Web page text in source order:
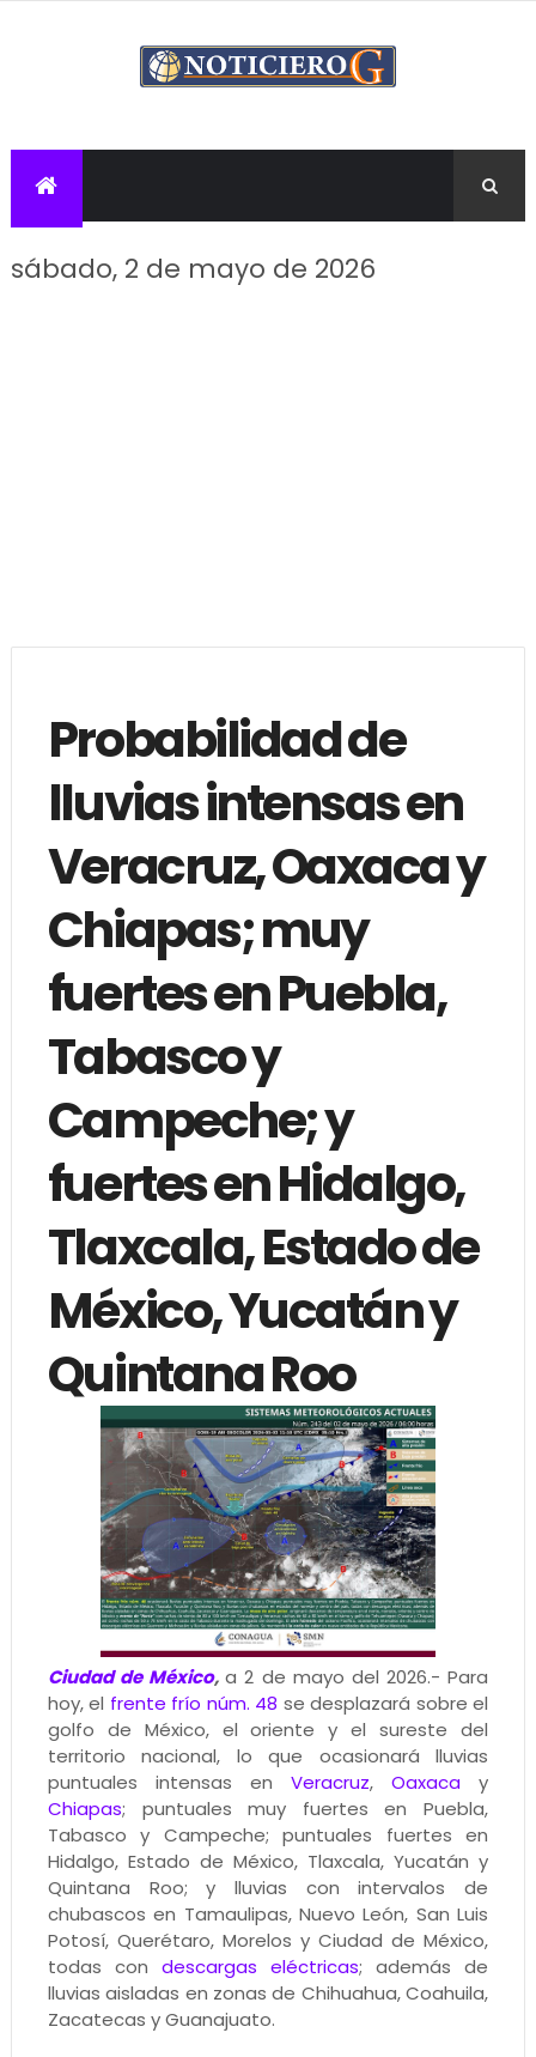
sábado, 2 de mayo de 2026
Probabilidad de
lluvias intensas en
Veracruz, Oaxaca y
Chiapas; muy
fuertes en Puebla,
Tabasco y
Campeche; y
fuertes en Hidalgo,
Tlaxcala, Estado de
México, Yucatán y
Quintana Roo
Ciudad de México,a 2 de mayo del 2026.- Para
hoy, el frente frío núm. 48 se desplazará sobre el
golfo de México, el oriente y el sureste del
territorio nacional, lo que ocasionará lluvias
puntuales intensas en Veracruz,Oaxaca y
Chiapas; puntuales muy fuertes en Puebla,
Tabasco y Campeche; puntuales fuertes en
Hidalgo, Estado de México, Tlaxcala, Yucatán y
Quintana Roo; y lluvias con intervalos de
chubascos en Tamaulipas, Nuevo León, San Luis
Potosí, Querétaro, Morelos y Ciudad de México,
todas con descargas eléctricas; además de
lluvias aisladas en zonas de Chihuahua, Coahuila,
Zacatecas y Guanajuato.